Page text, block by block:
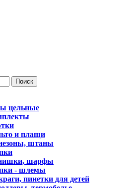
Поиск
цельные
и плащи
штаны
шарфы
- шлемы
пинетки для детей